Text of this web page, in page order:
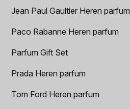
Jean Paul Gaultier Heren parfum
Paco Rabanne Heren parfum
Parfum Gift Set
Prada Heren parfum
Tom Ford Heren parfum